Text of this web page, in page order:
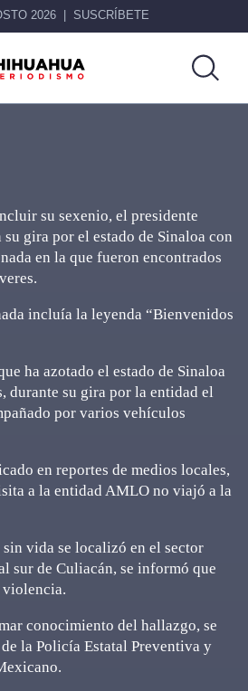
2026 SUSCRÍBETE
su sexenio, el presidente
gira por el estado de Sinaloa con
en la que fueron encontrados
incluía la leyenda “Bienvenidos
ha azotado el estado de Sinaloa
durante su gira por la entidad el
por varios vehículos
en reportes de medios locales,
a la entidad AMLO no viajó a la
vida se localizó en el sector
sur de Culiacán, se informó que
violencia.
conocimiento del hallazgo, se
la Policía Estatal Preventiva y